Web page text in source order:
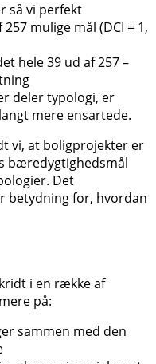
så vi perfekt
mulige mål (DCI = 1,
hele 39 ud af 257 –
deler typologi, er
mere ensartede.
vi, at boligprojekter er
bæredygtighedsmål
Det
betydning for, hvordan
i en række af
på:
sammen med den